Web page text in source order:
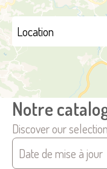
Location
Notre
Discover our
Date de mise à jour